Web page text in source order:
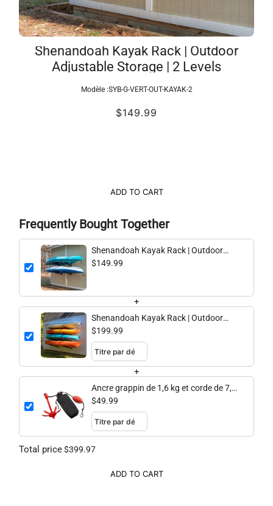
Shenandoah Kayak Rack | Outdoor
Adjustable Storage | 2 Levels
Modèle :SYB-G-VERT-OUT-KAYAK-2
$149.99
ADD TO CART
Frequently Bought Together
Shenandoah Kayak Rack | Outdoor
Adjustable Storage | 2 Levels
$149.99
+
Shenandoah Kayak Rack | Outdoor
Adjustable Storage | 4 Levels
$199.99
+
Ancre grappin de 1,6 kg et corde de 7,6
m
$49.99
Total price$399.97
ADD TO CART